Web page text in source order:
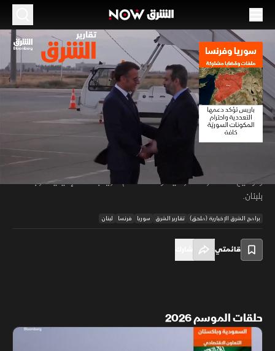
00:12/01:27
الموسم 2026
سوريا وفرنسا.. ملفات وقضايا مشتركة
07 يوليو 2026 01:27 أخبار
تقارير الشرق
ترسم فرنسا مسار علاقتها مع سوريا عبر ملفات سياسية وأمنية واقتصادية
تشمل دعم التعددية، ومواصلة جهود مكافحة داعش، ومتابعة ملف المقاتلين
الفرنسيين، إلى جانب دور اللاجئين والسوريين في الخارج في إعادة الإعمار،
وتوسيع الاستثمارات الفرنسية، وسط اهتمام متزايد بملفات إقليمية مرتبطة
بلبنان.
برامج الشرق الإخبارية (ملحق) تقارير الشرق سوريا فرنسا لبنان
قائمتي
حلقات الموسم 2026